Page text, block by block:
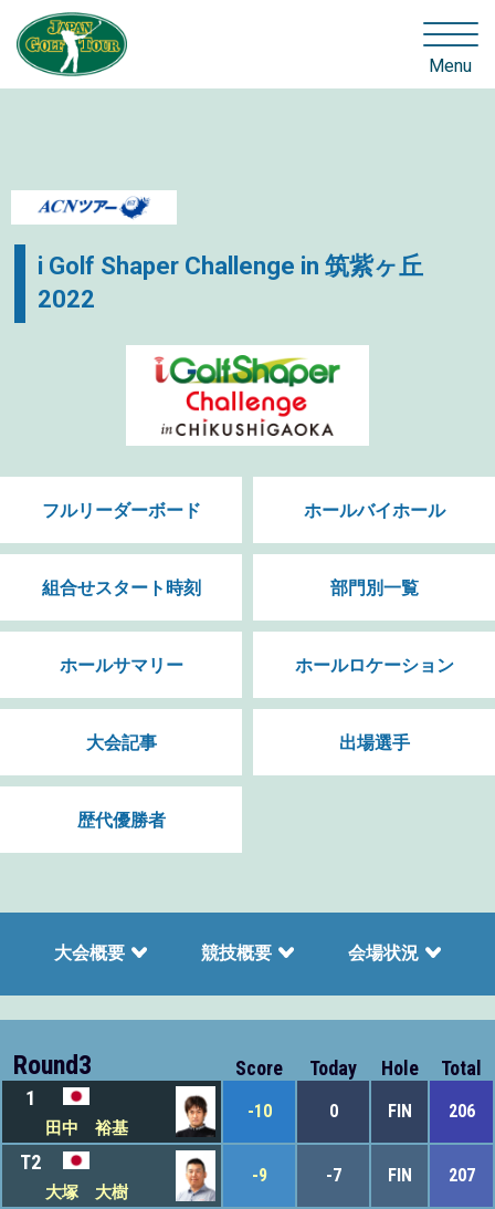
Menu
i Golf Shaper Challenge in 筑紫ヶ丘
2022
フルリーダーボード ホールバイホール
組合せスタート時刻 部門別一覧
ホールサマリー ホールロケーション
大会記事 出場選手
歴代優勝者
大会概要 競技概要 会場状況
Round3 Score Today Hole
Total
1
田中 裕基
-10 0 FIN 206
T2
大塚 大樹
-9 -7 FIN 207